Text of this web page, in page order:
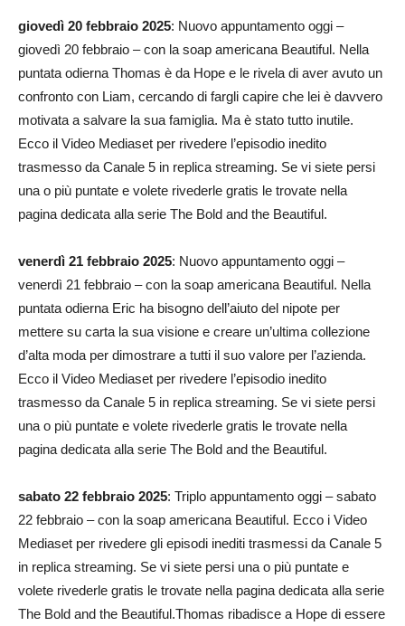
giovedì 20 febbraio 2025: Nuovo appuntamento oggi –
giovedì 20 febbraio – con la soap americana Beautiful. Nella
puntata odierna Thomas è da Hope e le rivela di aver avuto un
confronto con Liam, cercando di fargli capire che lei è davvero
motivata a salvare la sua famiglia. Ma è stato tutto inutile.
Ecco il Video Mediaset per rivedere l’episodio inedito
trasmesso da Canale 5 in replica streaming. Se vi siete persi
una o più puntate e volete rivederle gratis le trovate nella
pagina dedicata alla serie The Bold and the Beautiful.
venerdì 21 febbraio 2025: Nuovo appuntamento oggi –
venerdì 21 febbraio – con la soap americana Beautiful. Nella
puntata odierna Eric ha bisogno dell’aiuto del nipote per
mettere su carta la sua visione e creare un’ultima collezione
d’alta moda per dimostrare a tutti il suo valore per l’azienda.
Ecco il Video Mediaset per rivedere l’episodio inedito
trasmesso da Canale 5 in replica streaming. Se vi siete persi
una o più puntate e volete rivederle gratis le trovate nella
pagina dedicata alla serie The Bold and the Beautiful.
sabato 22 febbraio 2025: Triplo appuntamento oggi – sabato
22 febbraio – con la soap americana Beautiful. Ecco i Video
Mediaset per rivedere gli episodi inediti trasmessi da Canale 5
in replica streaming. Se vi siete persi una o più puntate e
volete rivederle gratis le trovate nella pagina dedicata alla serie
The Bold and the Beautiful.Thomas ribadisce a Hope di essere